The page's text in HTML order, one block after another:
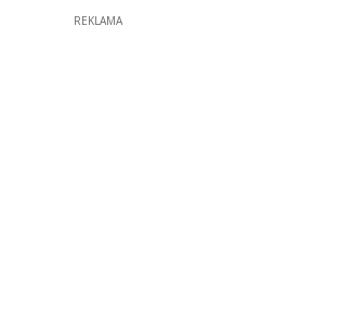
REKLAMA